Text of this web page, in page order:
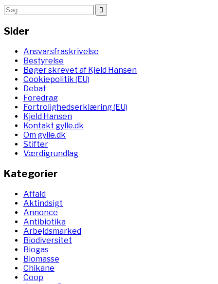
Sider
Ansvarsfraskrivelse
Bestyrelse
Bøger skrevet af Kjeld Hansen
Cookiepolitik (EU)
Debat
Foredrag
Fortrolighedserklæring (EU)
Kjeld Hansen
Kontakt gylle.dk
Om gylle.dk
Stifter
Værdigrundlag
Kategorier
Affald
Aktindsigt
Annonce
Antibiotika
Arbejdsmarked
Biodiversitet
Biogas
Biomasse
Chikane
Coop